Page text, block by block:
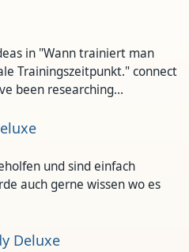
in "Wann trainiert man
Trainingszeitpunkt." connect
been researching…
und sind einfach
auch gerne wissen wo es
Deluxe